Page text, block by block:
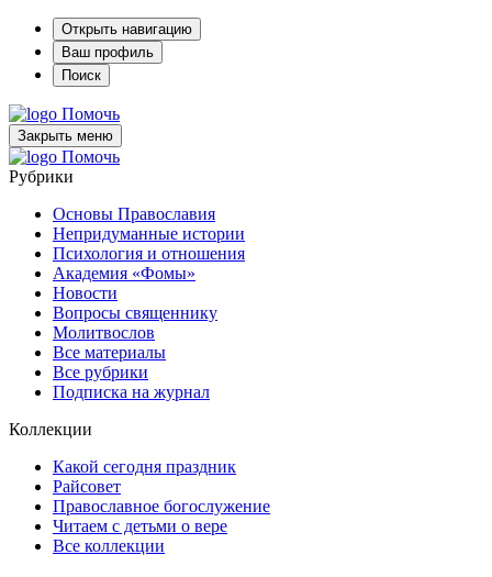
Открыть навигацию
Ваш профиль
Поиск
Помочь
Закрыть меню
Помочь
Рубрики
Основы Православия
Непридуманные истории
Психология и отношения
Академия «Фомы»
Новости
Вопросы священнику
Молитвослов
Все материалы
Все рубрики
Подписка на журнал
Коллекции
Какой сегодня праздник
Райсовет
Православное богослужение
Читаем с детьми о вере
Все коллекции